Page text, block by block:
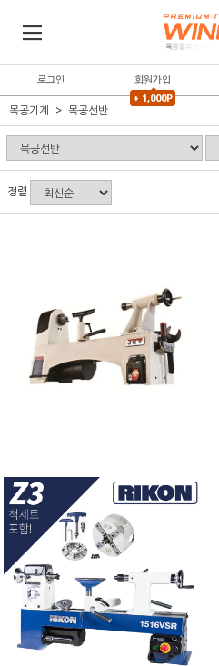
로그인
회원가입
+ 1,000P
목공기계 목공선반
정렬